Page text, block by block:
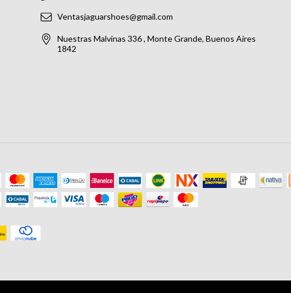
Ventasjaguarshoes@gmail.com
Nuestras Malvinas 336 , Monte Grande, Buenos Aires
1842